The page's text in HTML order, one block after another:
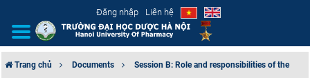
Đăng nhập Liên hệ
Trang chủ Documents
Session B: Role and responsibilities of the